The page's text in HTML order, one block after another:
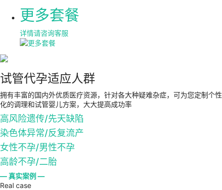
更多套餐
详情请咨询客服
试管代孕适应人群
拥有丰富的国内外优质医疗资源，针对各大种疑难杂症，可为您定制个性
化的调理和试管婴儿方案，大大提高成功率
高风险遗传/先天缺陷
染色体异常/反复流产
女性不孕/男性不孕
高龄不孕/二胎
— 真实案例 —
Real case